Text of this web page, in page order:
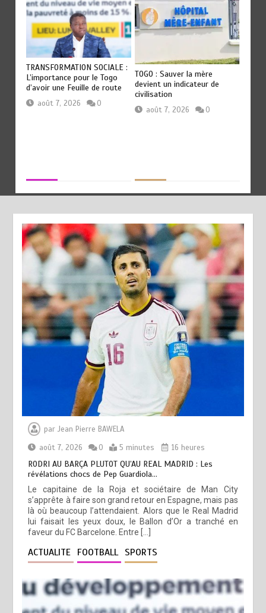
TRANSFORMATION SOCIALE :
L’importance pour le Togo
d’avoir une Feuille de route
août 7, 2026 0
TOGO : Sauver la mère
devient un indicateur de
civilisation
août 7, 2026 0
parJean Pierre BAWELA
août 7, 2026
0 5 minutes 16 heures
RODRI AU BARÇA PLUTOT QU’AU REAL MADRID : Les
révélations chocs de Pep Guardiola…
Le capitaine de la Roja et sociétaire de Man City
s’apprête à faire son grand retour en Espagne, mais pas
là où beaucoup l’attendaient. Alors que le Real Madrid
lui faisait les yeux doux, le Ballon d’Or a tranché en
faveur du FC Barcelone. Entre […]
ACTUALITE FOOTBALL SPORTS